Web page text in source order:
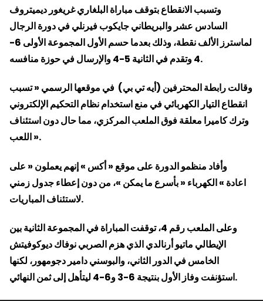
وتسبب الانقطاع بتوقف مباراة البلغاري غريغور ديميتروف
السادس عشر والبريطاني جايكوب فيرنلي في دورة الرجال
لماسترز الألف نقطة، وذلك بعدما حسم الأول المجموعة الأولى 6-
4 وتقدم في الثانية 5-4 والإرسال في حوزة منافسه.
وقالت رابطة المحترفين (أيه تي بي) في موقعها الرسمي « تسبب
انقطاع التيار الكهربائي في منع استخدام نظام التحكيم الإلكتروني
وترك كاميرا معلقة فوق الملعب المركزي، مما حال دون استئناف
اللعب ».
وأفاد منظمو الدورة على موقع « أكس » إنهم يعملون « على
اعادة » الكهرباء « بأسرع ما يمكن »، من دون إعطاء جدول زمني
لاستئناف المباريات.
وعلى الملعب رقم 4، توقفت المباراة في المجموعة الثانية بين
الإيطالي ماتيو أرنالدي الذي هزم الصربي نوفاك ديوكوفيتش
الخامس في الدور الثاني، والبوسني دامير دجومهور، لكنها
استؤنفت وفاز الأول بنتيجة 6-3 و6-4 ليتأهل إلى ثمن النهائي.